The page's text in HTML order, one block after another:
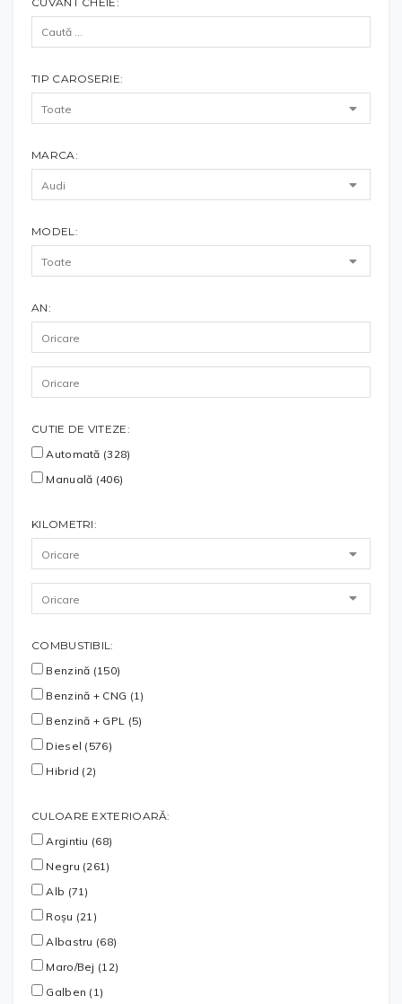
TIP CAROSERIE:
MARCA:
MODEL:
AN:
CUTIE DE VITEZE:
Automată (328)
Manuală (406)
KILOMETRI:
COMBUSTIBIL:
Benzină (150)
Benzină + CNG (1)
Benzină + GPL (5)
Diesel (576)
Hibrid (2)
CULOARE EXTERIOARĂ:
Argintiu (68)
Negru (261)
Alb (71)
Roșu (21)
Albastru (68)
Maro/Bej (12)
Galben (1)